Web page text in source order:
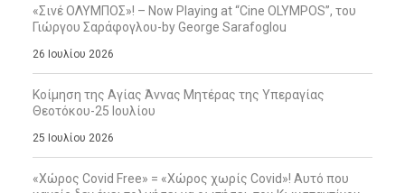
«Σινέ ΟΛΥΜΠΟΣ»! – Now Playing at “Cine OLYMPOS”, του
Γιώργου Σαράφογλου-by George Sarafoglou
26 Ιουλίου 2026
Κοίμηση της Αγίας Άννας Μητέρας της Υπεραγίας
Θεοτόκου-25 Ιουλίου
25 Ιουλίου 2026
«Χώρος Covid Free» = «Χώρος χωρίς Covid»! Αυτό που